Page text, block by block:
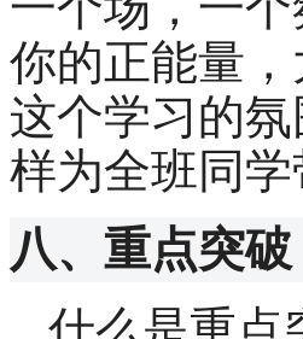
你的正能量
这个学习的
样为全班同
八、重点突
什么是重点